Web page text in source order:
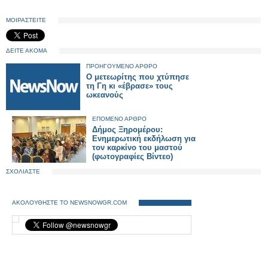
ΜΟΙΡΑΣΤΕΙΤΕ
ΔΕΙΤΕ ΑΚΟΜΑ
ΠΡΟΗΓΟΥΜΕΝΟ ΑΡΘΡΟ
Ο μετεωρίτης που χτύπησε
τη Γη κι «έβρασε» τους
ωκεανούς
ΕΠΟΜΕΝΟ ΑΡΘΡΟ
Δήμος Ξηρομέρου:
Ενημερωτική εκδήλωση για
τον καρκίνο του μαστού
(φωτογραφίες Βίντεο)
ΣΧΟΛΙΑΣΤΕ
ΑΚΟΛΟΥΘΗΣΤΕ ΤΟ NEWSNOWGR.COM